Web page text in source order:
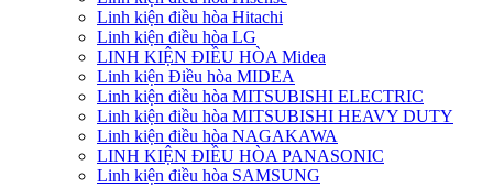
Linh kiện điều hòa Hitachi
Linh kiện điều hòa LG
LINH KIỆN ĐIỀU HÒA Midea
Linh kiện Điều hòa MIDEA
Linh kiện điều hòa MITSUBISHI ELECTRIC
Linh kiện điều hòa MITSUBISHI HEAVY DUTY
Linh kiện điều hòa NAGAKAWA
LINH KIỆN ĐIỀU HÒA PANASONIC
Linh kiện điều hòa SAMSUNG